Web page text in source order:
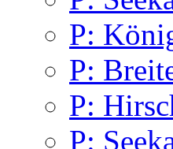
P:
P:
P:
P: